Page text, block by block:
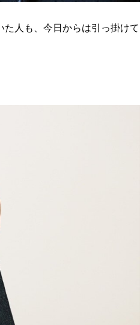
人も、今日からは引っ掛けて